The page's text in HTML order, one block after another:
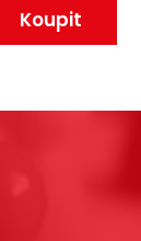
Koupit